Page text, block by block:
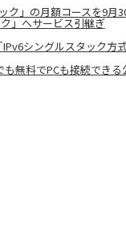
ク」の月額コースを9月
」へサービス引継ぎ
シングルスタック方
無料でPCも接続でき